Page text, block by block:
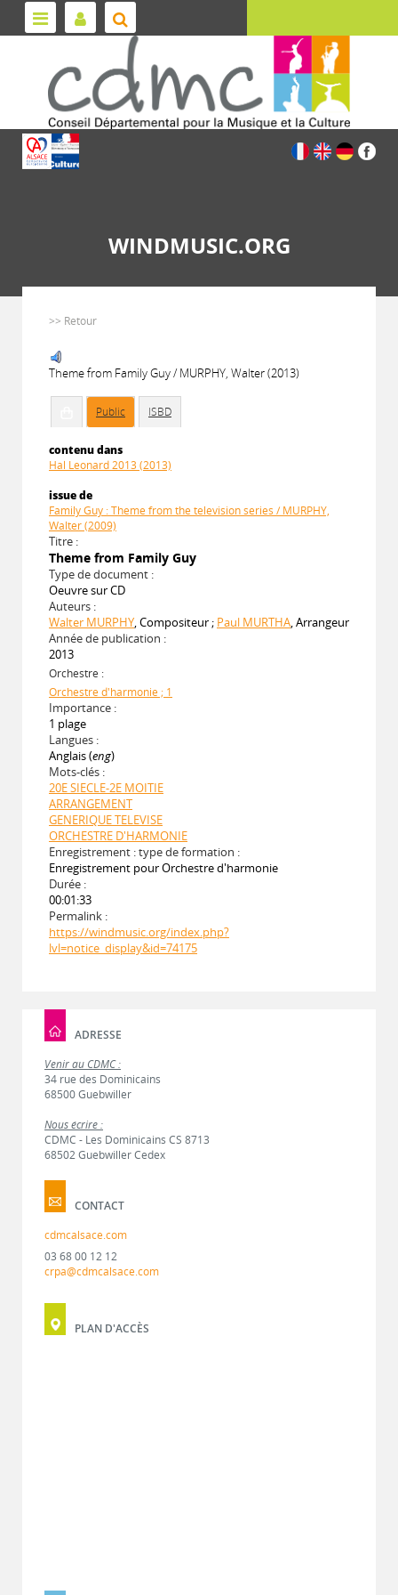
WINDMUSIC.ORG
>> Retour
Theme from Family Guy / MURPHY, Walter (2013)
Public ISBD
contenu dans
Hal Leonard 2013 (2013)
issue de
Family Guy : Theme from the television series / MURPHY,
Walter (2009)
Titre :
Theme from Family Guy
Type de document :
Oeuvre sur CD
Auteurs :
Walter MURPHY, Compositeur ; Paul MURTHA, Arrangeur
Année de publication :
2013
Orchestre :
Orchestre d'harmonie ; 1
Importance :
1 plage
Langues :
Anglais (eng)
Mots-clés :
20E SIECLE-2E MOITIE
ARRANGEMENT
GENERIQUE TELEVISE
ORCHESTRE D'HARMONIE
Enregistrement : type de formation :
Enregistrement pour Orchestre d'harmonie
Durée :
00:01:33
Permalink :
https://windmusic.org/index.php?
lvl=notice_display&id=74175
ADRESSE
Venir au CDMC :
34 rue des Dominicains
68500 Guebwiller
Nous écrire :
CDMC - Les Dominicains CS 8713
68502 Guebwiller Cedex
CONTACT
cdmcalsace.com
03 68 00 12 12
crpa@cdmcalsace.com
PLAN D'ACCÈS